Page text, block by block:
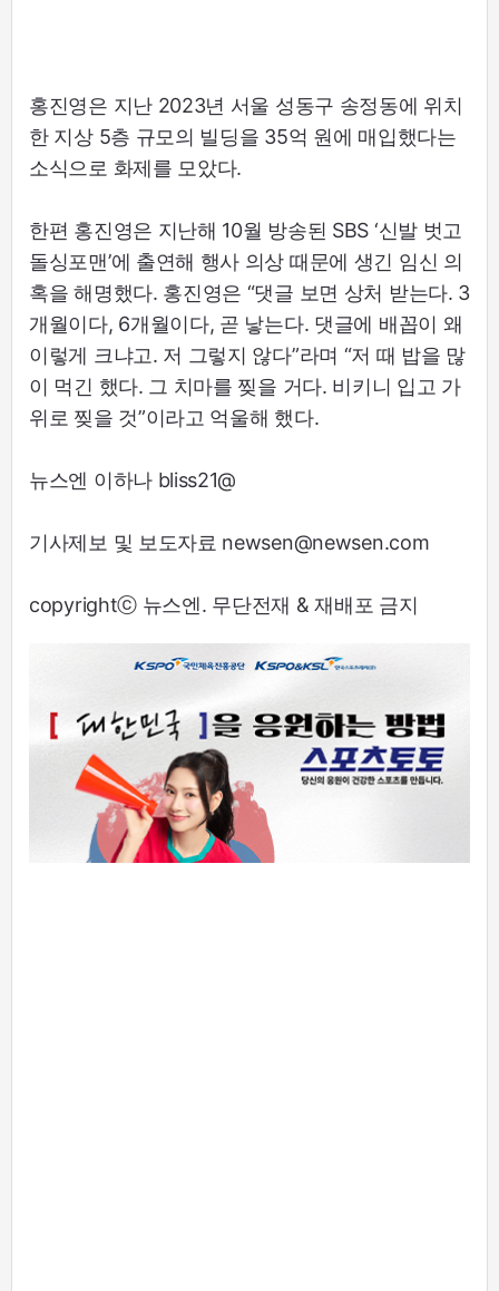
홍진영은 지난 2023년 서울 성동구 송정동에 위치
한 지상 5층 규모의 빌딩을 35억 원에 매입했다는
소식으로 화제를 모았다.
한편 홍진영은 지난해 10월 방송된 SBS ‘신발 벗고
돌싱포맨’에 출연해 행사 의상 때문에 생긴 임신 의
혹을 해명했다. 홍진영은 “댓글 보면 상처 받는다. 3
개월이다, 6개월이다, 곧 낳는다. 댓글에 배꼽이 왜
이렇게 크냐고. 저 그렇지 않다”라며 “저 때 밥을 많
이 먹긴 했다. 그 치마를 찢을 거다. 비키니 입고 가
위로 찢을 것”이라고 억울해 했다.
뉴스엔 이하나 bliss21@
기사제보 및 보도자료 newsen@newsen.com
copyrightⓒ 뉴스엔. 무단전재 & 재배포 금지